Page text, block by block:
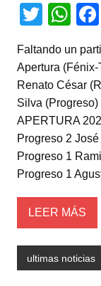
T
tt
er
W
at
s
A
p
p
Faltando un
Apertura
Renato César
Silva
APERTURA
Progreso 2
Progreso 1
Progreso 1
LEER MÁS
ultimas noticias